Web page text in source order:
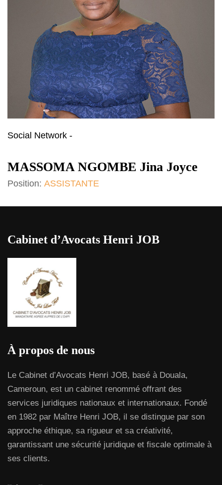
Social Network -
MASSOMA NGOMBE Jina Joyce
Position: ASSISTANTE
Cabinet d’Avocats Henri JOB
À propos de nous
Le Cabinet d’Avocats Henri JOB, basé à Douala,
Cameroun, est un cabinet renommé offrant des
services juridiques nationaux et internationaux. Fondé
en 1982 par Maître Henri JOB, il se distingue par son
approche éthique, sa rigueur et sa créativité,
garantissant une sécurité juridique et fiscale optimale à
ses clients.